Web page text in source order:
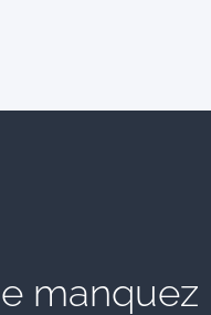
manquez